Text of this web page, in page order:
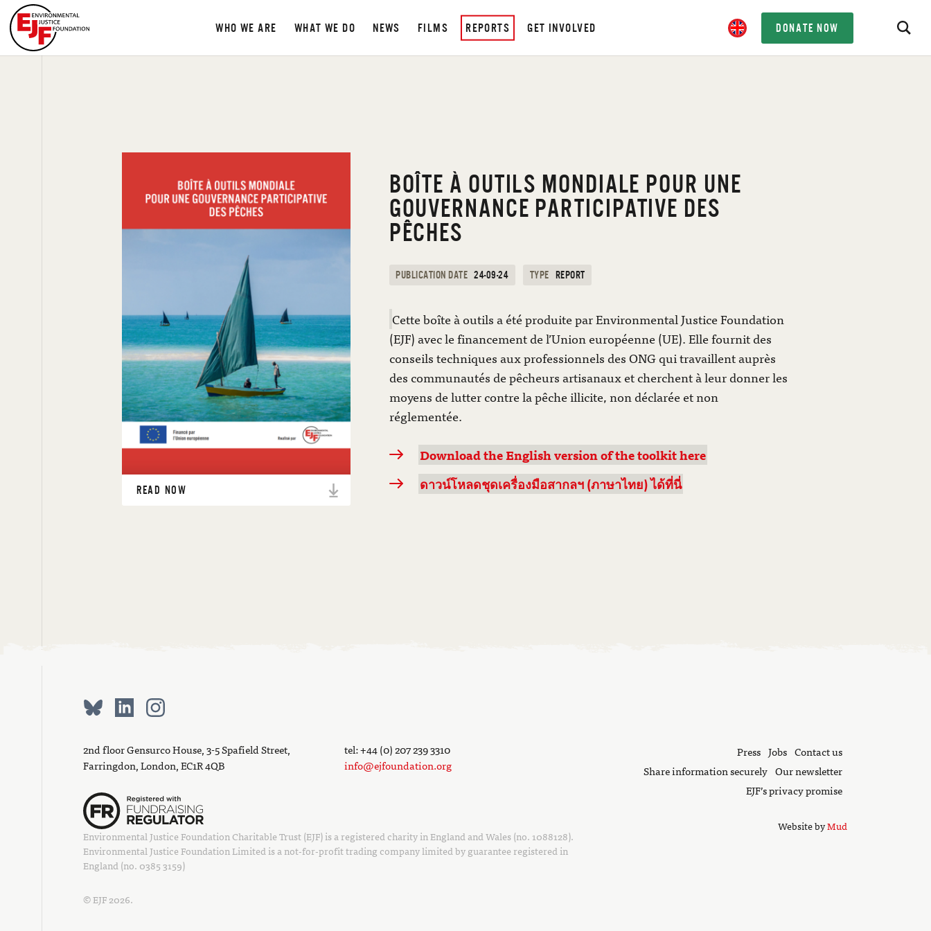
WHO WE ARE WHAT WE DO NEWS FILMS REPORTS GET INVOLVED DONATE NOW
READ NOW
BOÎTE À OUTILS MONDIALE POUR UNE
GOUVERNANCE PARTICIPATIVE DES
PÊCHES
PUBLICATION DATE 24-09-24 TYPE REPORT
Cette boîte à outils a été produite par Environmental Justice Foundation
(EJF) avec le financement de l’Union européenne (UE). Elle fournit des
conseils techniques aux professionnels des ONG qui travaillent auprès
des communautés de pêcheurs artisanaux et cherchent à leur donner les
moyens de lutter contre la pêche illicite, non déclarée et non
réglementée.
Download the English version of the toolkit here
ดาวน์โหลดชุดเครื่องมือสากลฯ (ภาษาไทย) ได้ที่นี่
2nd floor Gensurco House, 3-5 Spafield Street,
Farringdon, London, EC1R 4QB
tel: +44 (0) 207 239 3310
info@ejfoundation.org
Environmental Justice Foundation Charitable Trust (EJF) is a registered charity in England and Wales (no. 1088128).
Environmental Justice Foundation Limited is a not-for-profit trading company limited by guarantee registered in
England (no. 0385 3159)
© EJF 2026.
Press Jobs Contact us
Share information securely Our newsletter
EJF’s privacy promise
Website byMud